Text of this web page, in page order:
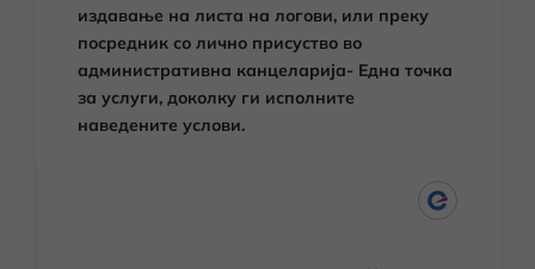
издавање на листа на логови, или преку
посредник со лично присуство во
административна канцеларија- Една точка
за услуги, доколку ги исполните
наведените услови.